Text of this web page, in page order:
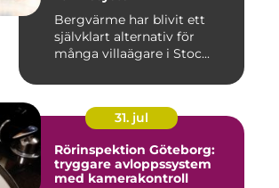
Bergvärme har blivit ett
självklart alternativ för
många villaägare i Stoc...
31. jul
Rörinspektion Göteborg:
tryggare avloppssystem
med kamerakontroll